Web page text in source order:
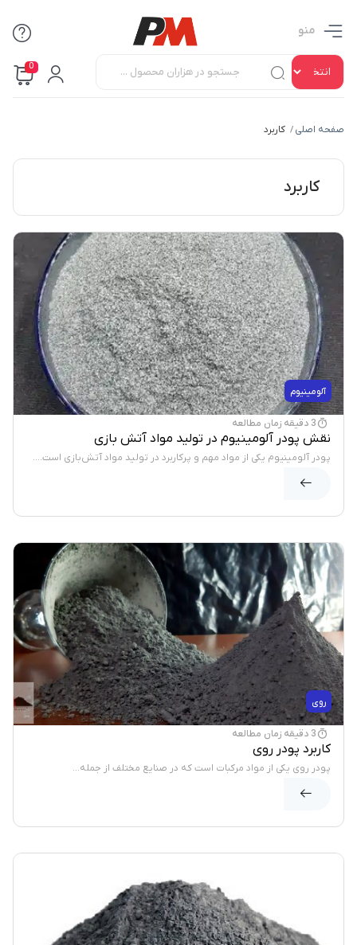
منو
0
صفحه اصلی / کاربرد
کاربرد
آلومینیوم
3 دقیقه زمان مطالعه
نقش پودر آلومینیوم در تولید مواد آتش بازی
پودر آلومینیوم یکی از مواد مهم و پرکاربرد در تولید مواد آتش‌بازی است....
روی
3 دقیقه زمان مطالعه
کاربرد پودر روی
پودر روی یکی از مواد مرکبات است که در صنایع مختلف از جمله...